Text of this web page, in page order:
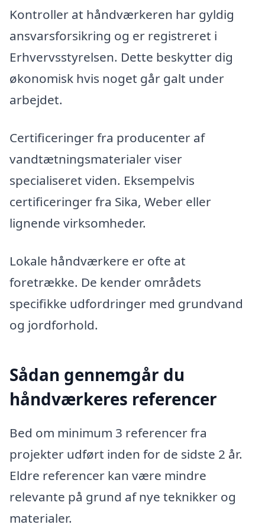
Kontroller at håndværkeren har gyldig
ansvarsforsikring og er registreret i
Erhvervsstyrelsen. Dette beskytter dig
økonomisk hvis noget går galt under
arbejdet.
Certificeringer fra producenter af
vandtætningsmaterialer viser
specialiseret viden. Eksempelvis
certificeringer fra Sika, Weber eller
lignende virksomheder.
Lokale håndværkere er ofte at
foretrække. De kender områdets
specifikke udfordringer med grundvand
og jordforhold.
Sådan gennemgår du
håndværkeres referencer
Bed om minimum 3 referencer fra
projekter udført inden for de sidste 2 år.
Eldre referencer kan være mindre
relevante på grund af nye teknikker og
materialer.